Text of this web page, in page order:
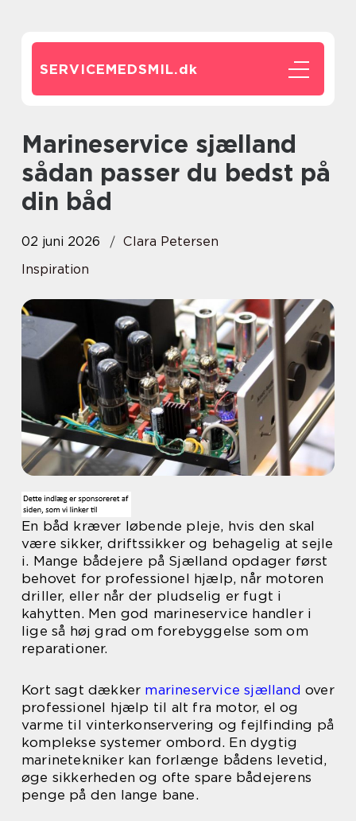
SERVICEMEDSMIL.dk
Marineservice sjælland
sådan passer du bedst på
din båd
02 juni 2026
Clara Petersen
Inspiration
En båd kræver løbende pleje, hvis den skal
være sikker, driftssikker og behagelig at sejle
i. Mange bådejere på Sjælland opdager først
behovet for professionel hjælp, når motoren
driller, eller når der pludselig er fugt i
kahytten. Men god marineservice handler i
lige så høj grad om forebyggelse som om
reparationer.
Kort sagt dækker marineservice sjælland over
professionel hjælp til alt fra motor, el og
varme til vinterkonservering og fejlfinding på
komplekse systemer ombord. En dygtig
marinetekniker kan forlænge bådens levetid,
øge sikkerheden og ofte spare bådejerens
penge på den lange bane.